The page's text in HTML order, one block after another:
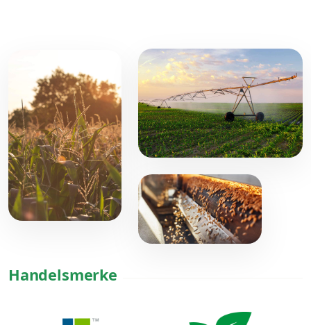
Handelsmerke